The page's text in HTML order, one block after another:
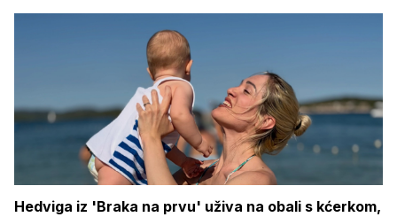
Hedviga iz 'Braka na prvu' uživa na obali s kćerkom,